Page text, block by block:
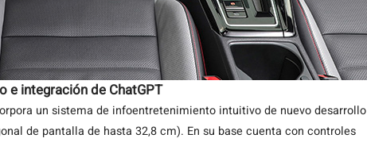
e integración de ChatGPT
un sistema de infoentretenimiento intuitivo de nuevo desarrollo
de pantalla de hasta 32,8 cm). En su base cuenta con controles